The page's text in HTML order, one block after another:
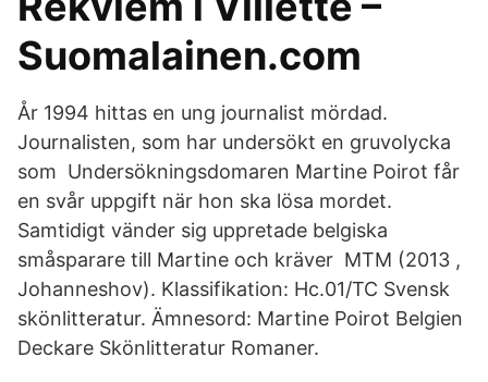
Suomalainen.com
År 1994 hittas en ung journalist mördad.
Journalisten, som har undersökt en gruvolycka
som Undersökningsdomaren Martine Poirot får
en svår uppgift när hon ska lösa mordet.
Samtidigt vänder sig uppretade belgiska
småsparare till Martine och kräver MTM (2013 ,
Johanneshov). Klassifikation: Hc.01/TC Svensk
skönlitteratur. Ämnesord: Martine Poirot Belgien
Deckare Skönlitteratur Romaner.